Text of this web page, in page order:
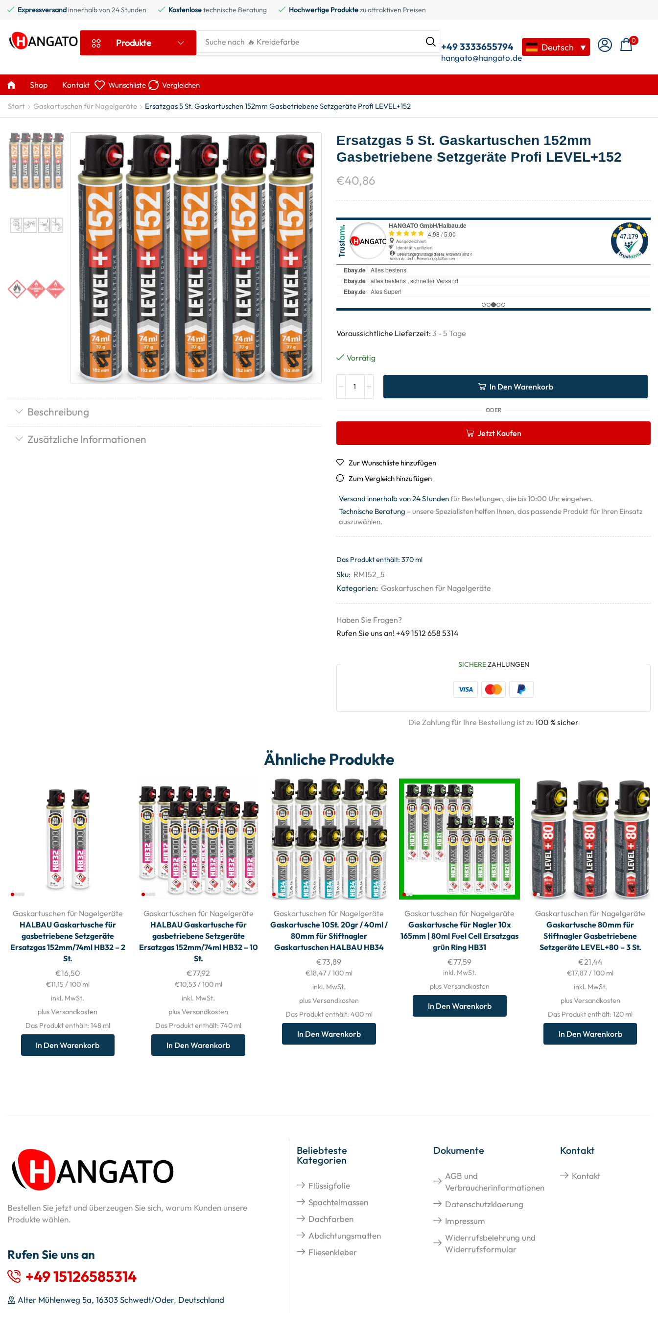
Expressversand innerhalb von 24 Stunden Kostenlosetechnische Beratung Hochwertige Produktezu attraktiven Preisen
Produkte Suche nach +49 3333655794
hangato@hangato.de
Deutsch ▼
0
Shop Kontakt Wunschliste Vergleichen
Start Gaskartuschen für Nagelgeräte Ersatzgas 5 St. Gaskartuschen 152mm Gasbetriebene Setzgeräte Profi LEVEL+152
Beschreibung
Zusätzliche Informationen
Ersatzgas 5 St. Gaskartuschen 152mm
Gasbetriebene Setzgeräte Profi LEVEL+152
€40,86
Voraussichtliche Lieferzeit: 3 - 5 Tage
Vorrätig
In Den Warenkorb
ODER
Jetzt Kaufen
Zur Wunschliste hinzufügen
Zum Vergleich hinzufügen
Versand innerhalb von 24 Stundenfür Bestellungen, die bis 10:00 Uhr eingehen.
Technische Beratung – unsere Spezialisten helfen Ihnen, das passende Produkt für Ihren Einsatz
auszuwählen.
Das Produkt enthält: 370 ml
Sku: RM152_5
Kategorien: Gaskartuschen für Nagelgeräte
Haben Sie Fragen?
Rufen Sie uns an! +49 1512 658 5314
SICHEREZAHLUNGEN
Die Zahlung für Ihre Bestellung ist zu100 % sicher
Ähnliche Produkte
Gaskartuschen für Nagelgeräte
HALBAU Gaskartusche für
gasbetriebene Setzgeräte
Ersatzgas 152mm/74ml HB32 – 2
St.
€16,50
€11,15 / 100 ml
inkl. MwSt.
plus Versandkosten
Das Produkt enthält: 148 ml
In Den Warenkorb
Gaskartuschen für Nagelgeräte
HALBAU Gaskartusche für
gasbetriebene Setzgeräte
Ersatzgas 152mm/74ml HB32 – 10
St.
€77,92
€10,53 / 100 ml
inkl. MwSt.
plus Versandkosten
Das Produkt enthält: 740 ml
In Den Warenkorb
Gaskartuschen für Nagelgeräte
Gaskartusche 10St. 20gr / 40ml /
80mm für Stiftnagler
Gaskartuschen HALBAU HB34
€73,89
€18,47 / 100 ml
inkl. MwSt.
plus Versandkosten
Das Produkt enthält: 400 ml
In Den Warenkorb
Gaskartuschen für Nagelgeräte
Gaskartusche für Nagler 10x
165mm | 80ml Fuel Cell Ersatzgas
grün Ring HB31
€77,59
inkl. MwSt.
plus Versandkosten
In Den Warenkorb
Gaskartuschen für Nagelgeräte
Gaskartusche 80mm für
Stiftnagler Gasbetriebene
Setzgeräte LEVEL+80 – 3 St.
€21,44
€17,87 /100 ml
inkl. MwSt.
plus Versandkosten
Das Produkt enthält: 120 ml
In Den Warenkorb
Bestellen Sie jetzt und überzeugen Sie sich, warum Kunden unsere
Produkte wählen.
Rufen Sie uns an
+49 15126585314
Alter Mühlenweg 5a, 16303 Schwedt/Oder, Deutschland
Beliebteste
Kategorien
Flüssigfolie
Spachtelmassen
Dachfarben
Abdichtungsmatten
Fliesenkleber
Dokumente
AGB und
Verbraucherinformationen
Datenschutzklaerung
Impressum
Widerrufsbelehrung und
Widerrufsformular
Kontakt
Kontakt